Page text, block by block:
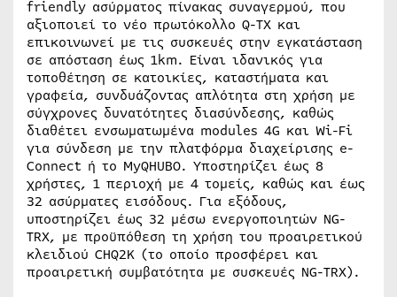
friendly ασύρματος πίνακας συναγερμού, που
αξιοποιεί το νέο πρωτόκολλο Q-TX και
επικοινωνεί με τις συσκευές στην εγκατάσταση
σε απόσταση έως 1km. Είναι ιδανικός για
τοποθέτηση σε κατοικίες, καταστήματα και
γραφεία, συνδυάζοντας απλότητα στη χρήση με
σύγχρονες δυνατότητες διασύνδεσης, καθώς
διαθέτει ενσωματωμένα modules 4G και Wi-Fi
για σύνδεση με την πλατφόρμα διαχείρισης e-
Connect ή το MyQHUBO. Υποστηρίζει έως 8
χρήστες, 1 περιοχή με 4 τομείς, καθώς και έως
32 ασύρματες εισόδους. Για εξόδους,
υποστηρίζει έως 32 μέσω ενεργοποιητών NG-
TRX, με προϋπόθεση τη χρήση του προαιρετικού
κλειδιού CHQ2K (το οποίο προσφέρει και
προαιρετική συμβατότητα με συσκευές NG-TRX).